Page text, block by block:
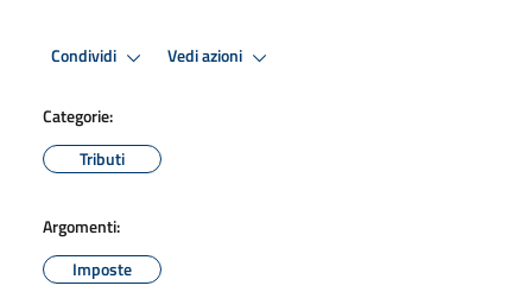
Condividi Vedi azioni
Categorie:
Tributi
Argomenti:
Imposte